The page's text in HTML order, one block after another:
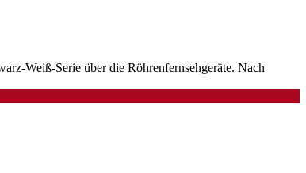
Weiß-Serie über die Röhrenfernsehgeräte. Nach